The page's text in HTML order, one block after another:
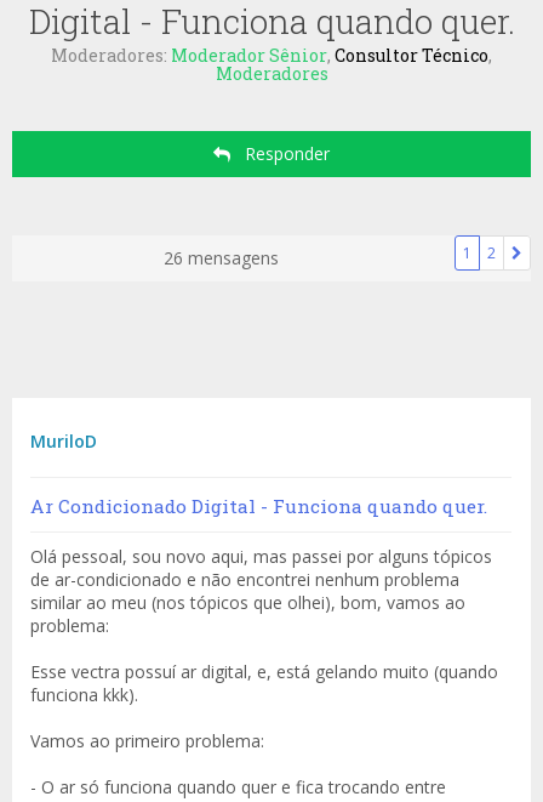
Digital - Funciona quando quer.
Moderadores: Moderador Sênior, Consultor Técnico,
Moderadores
Responder
26 mensagens 1 2
MuriloD
Ar Condicionado Digital - Funciona quando quer.
Olá pessoal, sou novo aqui, mas passei por alguns tópicos
de ar-condicionado e não encontrei nenhum problema
similar ao meu (nos tópicos que olhei), bom, vamos ao
problema:
Esse vectra possuí ar digital, e, está gelando muito (quando
funciona kkk).
Vamos ao primeiro problema:
- O ar só funciona quando quer e fica trocando entre